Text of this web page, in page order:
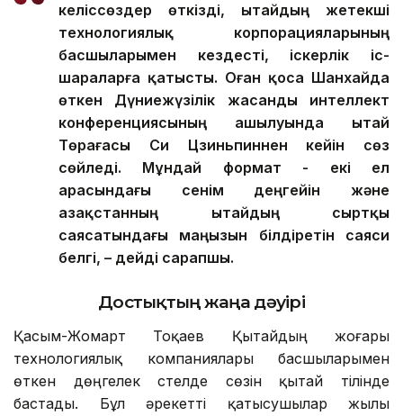
келіссөздер өткізді, Қытайдың жетекші
технологиялық корпорацияларының
басшыларымен кездесті, іскерлік іс-
шараларға қатысты. Оған қоса Шанхайда
өткен Дүниежүзілік жасанды интеллект
конференциясының ашылуында Қытай
Төрағасы Си Цзиньпиннен кейін сөз
сөйледі. Мұндай формат - екі ел
арасындағы сенім деңгейін және
Қазақстанның Қытайдың сыртқы
саясатындағы маңызын білдіретін саяси
белгі, – дейді сарапшы.
Достықтың жаңа дәуірі
Қасым-Жомарт Тоқаев Қытайдың жоғары
технологиялық компаниялары басшыларымен
өткен дөңгелек үстелде сөзін қытай тілінде
бастады. Бұл әрекетті қатысушылар жылы